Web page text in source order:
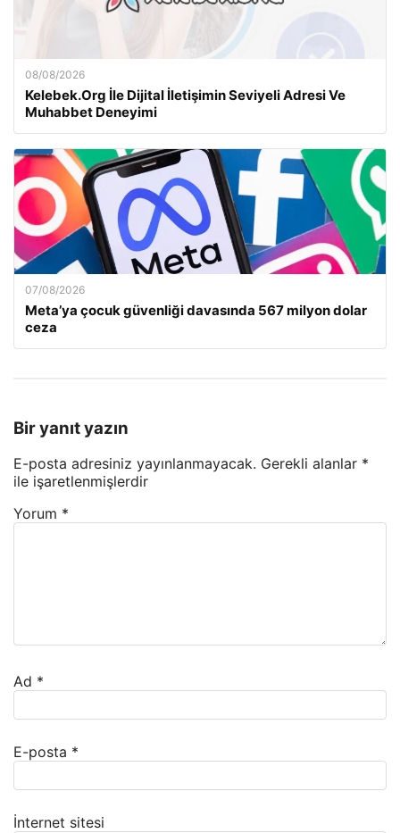
08/08/2026
Kelebek.Org İle Dijital İletişimin Seviyeli Adresi Ve
Muhabbet Deneyimi
07/08/2026
Meta’ya çocuk güvenliği davasında 567 milyon dolar
ceza
Bir yanıt yazın
E-posta adresiniz yayınlanmayacak. Gerekli alanlar *
ile işaretlenmişlerdir
Yorum *
Ad *
E-posta *
İnternet sitesi